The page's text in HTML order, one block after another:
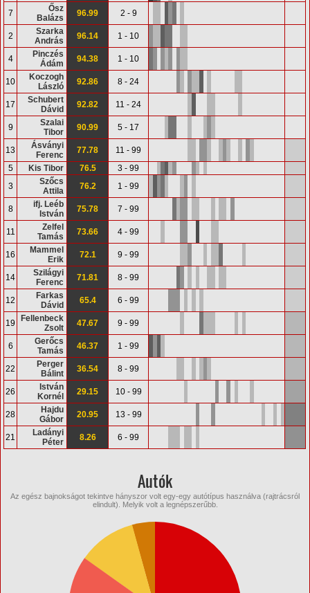
7
Ősz
Balázs
96.99 2 - 9
2
Szarka
András
96.14 1 - 10
4
Pinczés
Ádám
94.38 1 - 10
10
Koczogh
László
92.86 8 - 24
17
Schubert
Dávid
92.82 11 - 24
9
Szalai
Tibor
90.99 5 - 17
13
Ásványi
Ferenc
77.78
11 - 99
5
Kis Tibor 76.5
3 - 99
3
Szőcs
Attila
76.2 1 - 99
8
ifj. Leéb
István
75.78 7 - 99
11
Zelfel
Tamás
73.66 4 - 99
16
Mammel
Erik
72.1 9 - 99
14
Szilágyi
Ferenc
71.81 8 - 99
12
Farkas
Dávid
65.4 6 - 99
19
Fellenbeck
Zsolt
47.67 9 - 99
6
Gerőcs
Tamás
46.37 1 - 99
22
Perger
Bálint
36.54 8 - 99
26
István
Kornél
29.15 10 - 99
28
Hajdu
Gábor
20.95 13 - 99
21
Ladányi
Péter
8.26 6 - 99
Autók
Az egész bajnokságot tekintve hányszor volt egy-egy autótípus használva (rajtrácsról
elindult). Melyik volt a legnépszerűbb.